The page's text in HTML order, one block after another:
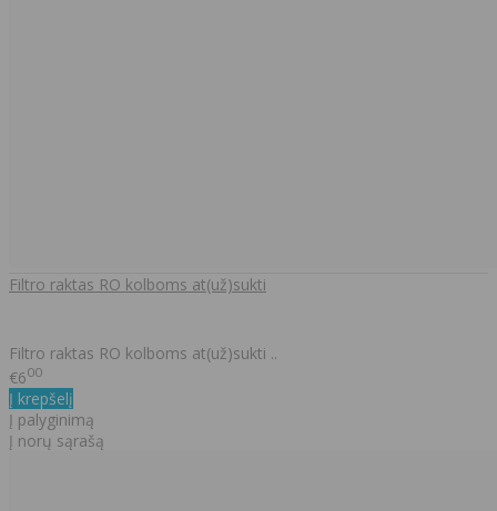
Filtro raktas RO kolboms at(už)sukti
Filtro raktas RO kolboms at(už)sukti ..
€600
Į krepšelį
Į palyginimą
Į norų sąrašą